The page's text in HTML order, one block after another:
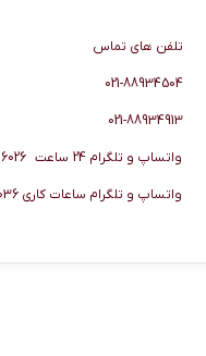
تلفن های تماس
021-88934504
021-88934913
واتساپ و تلگرام 24 ساعت 09920506026
واتساپ و تلگرام ساعات کاری 09920506036